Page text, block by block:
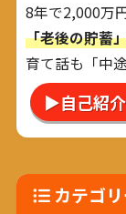
8年で2,000万
「老後の貯蓄
育て話も「中
▶自己紹介
カテゴ